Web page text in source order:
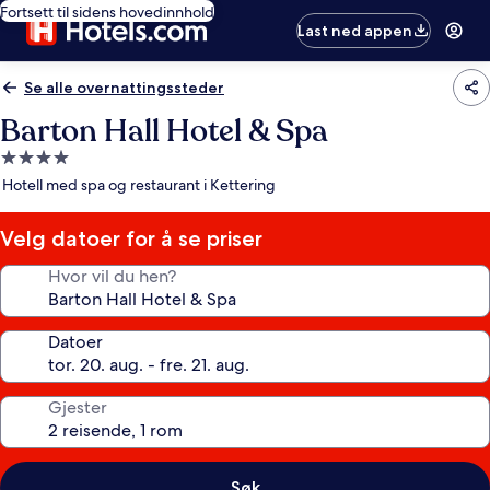
Fortsett til sidens hovedinnhold
Last ned appen
Se alle overnattingssteder
Barton Hall Hotel & Spa
Overnattingssted
med
stjerner
Hotell med spa og restaurant i Kettering
Velg datoer for å se priser
Hvor vil du hen?
Datoer
Gjester